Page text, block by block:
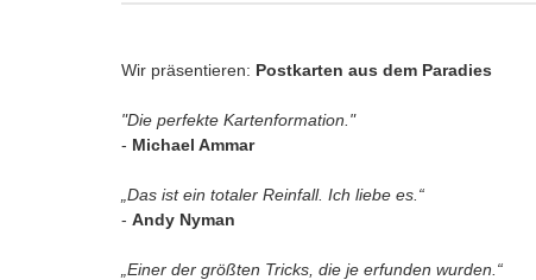
Wir präsentieren: Postkarten aus dem Paradies
"Die perfekte Kartenformation."
- Michael Ammar
„Das ist ein totaler Reinfall. Ich liebe es.“
- Andy Nyman
„Einer der größten Tricks, die je erfunden wurden.“